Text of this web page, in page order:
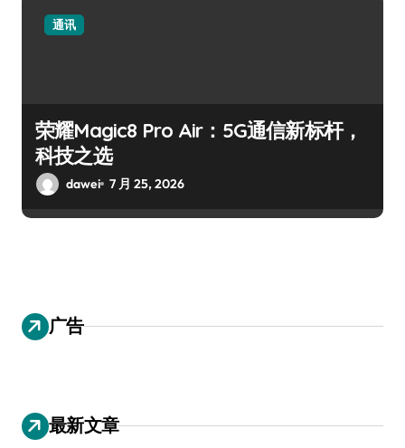
通讯
荣耀Magic8 Pro Air：5G通信新标杆，
科技之选
dawei 7 月 25, 2026
广告
最新文章